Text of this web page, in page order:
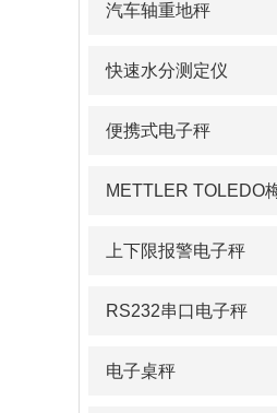
汽车轴重地秤
快速水分测定仪
便携式电子秤
上下限报警电子秤
RS232串口电子秤
电子桌秤